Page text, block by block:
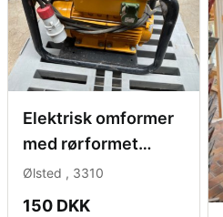
Elektrisk omformer
med rørformet
ramme.
Ølsted , 3310
150 DKK